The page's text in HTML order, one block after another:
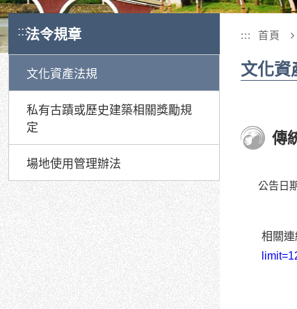
:::法令規章
文化資產法規
私有古蹟或歷史建築相關獎勵規
定
場地使用管理辦法
::: 首頁
文化資
傳
公告日
相關連